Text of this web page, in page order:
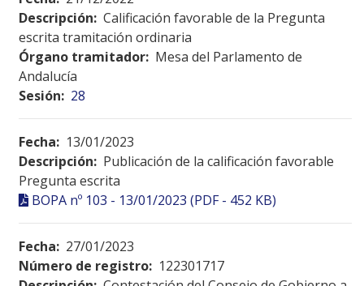
Descripción: Calificación favorable de la Pregunta
escrita tramitación ordinaria
Órgano tramitador: Mesa del Parlamento de
Andalucía
Sesión: 28
Fecha: 13/01/2023
Descripción: Publicación de la calificación favorable
Pregunta escrita
BOPA nº 103 - 13/01/2023 (PDF - 452 KB)
Fecha: 27/01/2023
Número de registro: 122301717